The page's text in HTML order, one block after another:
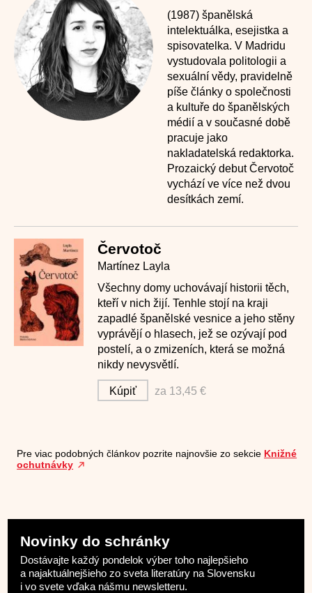
(1987) španělská
intelektuálka, esejistka a
spisovatelka. V Madridu
vystudovala politologii a
sexuální vědy, pravidelně
píše články o společnosti
a kultuře do španělských
médií a v současné době
pracuje jako
nakladatelská redaktorka.
Prozaický debut Červotoč
vychází ve více než dvou
desítkách zemí.
Červotoč
Martínez Layla
Všechny domy uchovávají historii těch,
kteří v nich žijí. Tenhle stojí na kraji
zapadlé španělské vesnice a jeho stěny
vyprávějí o hlasech, jež se ozývají pod
postelí, a o zmizeních, která se možná
nikdy nevysvětlí.
Kúpiť za 13,45 €
Pre viac podobných článkov pozrite najnovšie zo sekcie Knižné
ochutnávky
Novinky do schránky
Dostávajte každý pondelok výber toho najlepšieho
a najaktuálnejšieho zo sveta literatúry na Slovensku
i vo svete vďaka nášmu newsletteru.